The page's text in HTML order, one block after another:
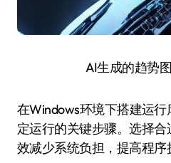
AI生成的趋势
在Windows环境下搭建运
定运行的关键步骤。选择
效减少系统负担，提高程序